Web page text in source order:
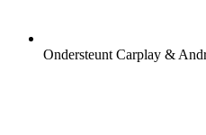
Ondersteunt Carplay &